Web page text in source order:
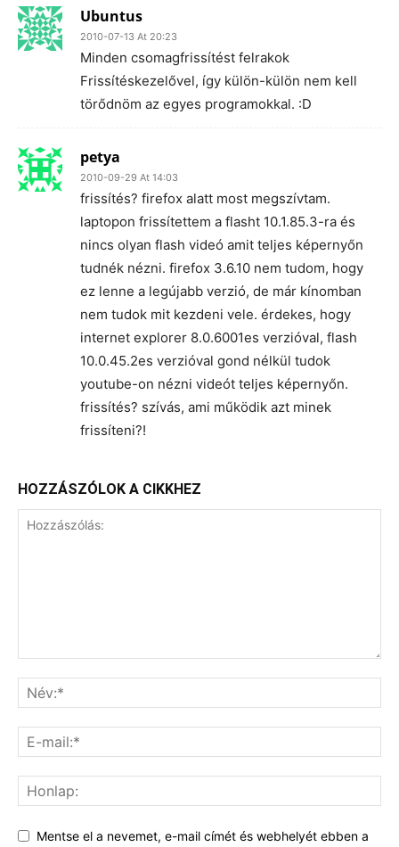
Ubuntus
2010-07-13 At 20:23
Minden csomagfrissítést felrakok
Frissítéskezelővel, így külön-külön nem kell
törődnöm az egyes programokkal. :D
petya
2010-09-29 At 14:03
frissítés? firefox alatt most megszívtam.
laptopon frissítettem a flasht 10.1.85.3-ra és
nincs olyan flash videó amit teljes képernyőn
tudnék nézni. firefox 3.6.10 nem tudom, hogy
ez lenne a legújabb verzió, de már kínomban
nem tudok mit kezdeni vele. érdekes, hogy
internet explorer 8.0.6001es verzióval, flash
10.0.45.2es verzióval gond nélkül tudok
youtube-on nézni videót teljes képernyőn.
frissítés? szívás, ami működik azt minek
frissíteni?!
HOZZÁSZÓLOK A CIKKHEZ
Mentse el a nevemet, e-mail címét és webhelyét ebben a